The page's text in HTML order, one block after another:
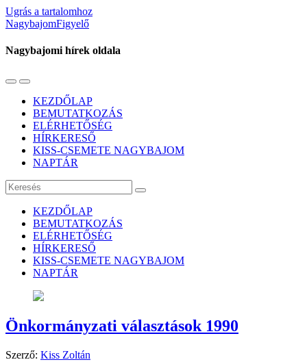
Ugrás a tartalomhoz
NagybajomFigyelő
Nagybajomi hírek oldala
Váltás
mobil
menüre
Használja
keresés
mezőt
KEZDŐLAP
BEMUTATKOZÁS
ELÉRHETŐSÉG
HÍRKERESŐ
KISS-CSEMETE NAGYBAJOM
NAPTÁR
Keresés
KEZDŐLAP
BEMUTATKOZÁS
ELÉRHETŐSÉG
HÍRKERESŐ
KISS-CSEMETE NAGYBAJOM
NAPTÁR
Önkormányzati választások 1990
Szerző: Kiss Zoltán